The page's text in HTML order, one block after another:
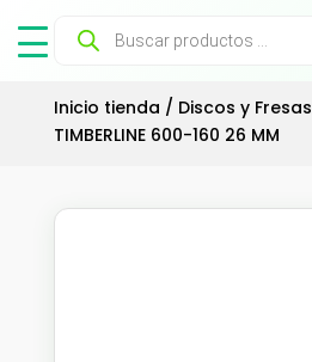
Búsqueda
productos
Inicio tienda / Discos y Fresas
TIMBERLINE 600-160 26 MM